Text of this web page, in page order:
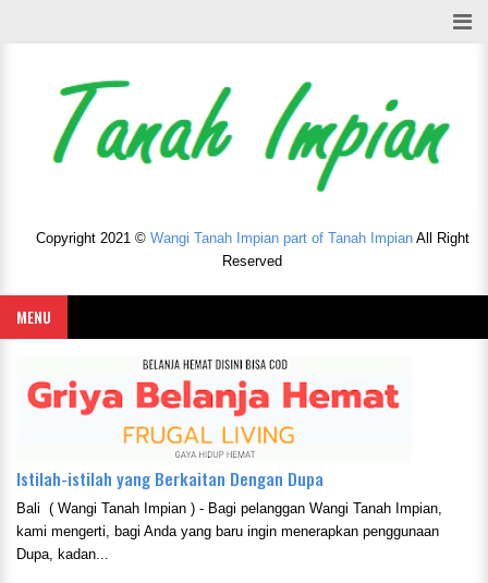
Copyright 2021 © Wangi Tanah Impian part of Tanah ImpianAll Right
Reserved
MENU
Istilah-istilah yang Berkaitan Dengan Dupa
Bali ( Wangi Tanah Impian ) - Bagi pelanggan Wangi Tanah Impian,
kami mengerti, bagi Anda yang baru ingin menerapkan penggunaan
Dupa, kadan...